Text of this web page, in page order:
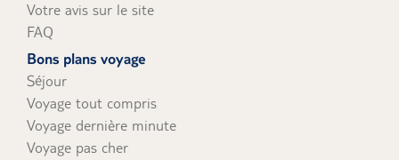
Votre avis sur le site
FAQ
Bons plans voyage
Séjour
Voyage tout compris
Voyage dernière minute
Voyage pas cher